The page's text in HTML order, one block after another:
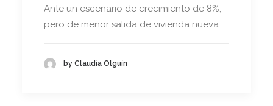
Ante un escenario de crecimiento de 8%,
pero de menor salida de vivienda nueva…
by Claudia Olguín